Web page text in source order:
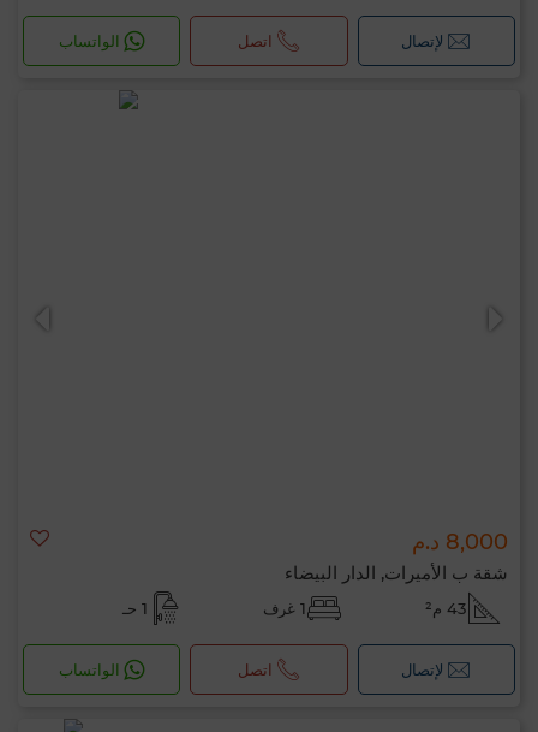
لإتصال اتصل الواتساب
8,000 د.م
شقة ب الأميرات, الدار البيضاء
43 م² 1 غرف 1 حـ
لإتصال اتصل الواتساب